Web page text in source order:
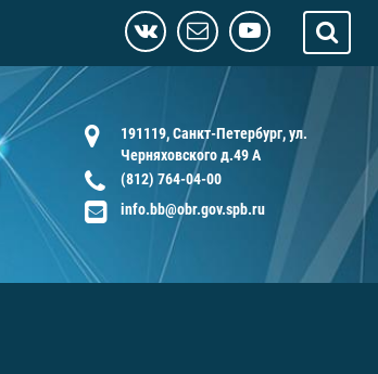
191119, Санкт-Петербург, ул.
Черняховского д.49 А
(812) 764-04-00
info.bb@obr.gov.spb.ru